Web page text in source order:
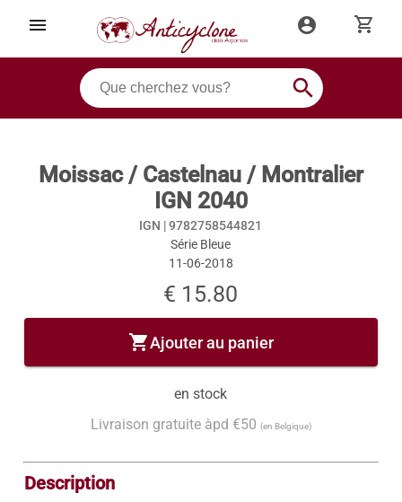
menu account_circle shopping_cart
search
Moissac / Castelnau / Montralier
IGN 2040
IGN |9782758544821
Série Bleue
11-06-2018
€ 15.80
shopping_cartAjouter au panier
en stock
Livraison gratuite àpd €50 (en Belgique)
Description